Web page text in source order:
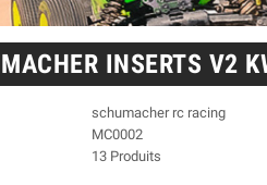
INSERTS V2
schumacher rc racing
MC0002
13 Produits